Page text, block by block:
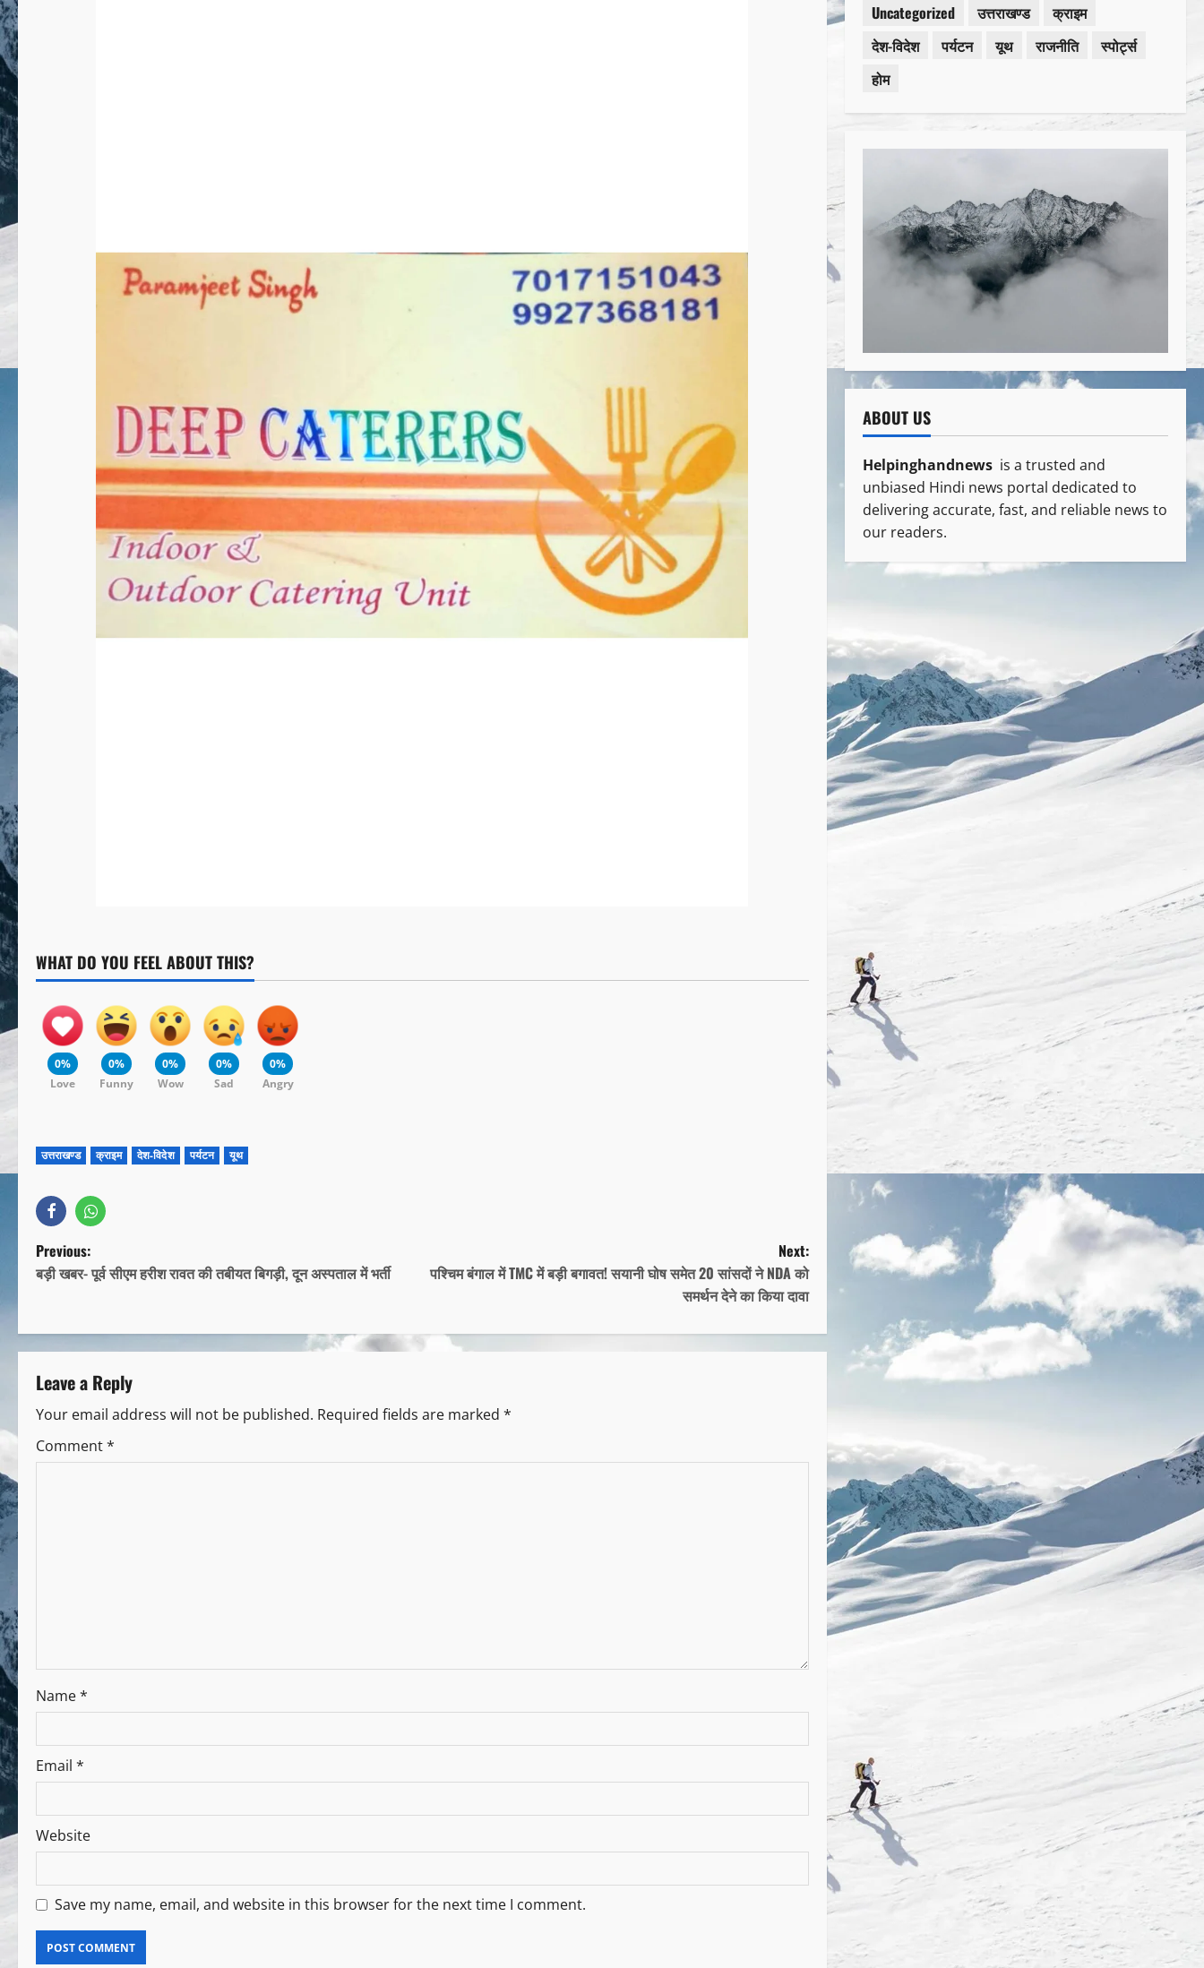
WHAT DO YOU FEEL ABOUT THIS?
0%
Love
0%
Funny
0%
Wow
0%
Sad
0%
Angry
उत्तराखण्ड क्राइम देश-विदेश पर्यटन यूथ
Previous:
बड़ी खबर- पूर्व सीएम हरीश रावत की तबीयत बिगड़ी, दून अस्पताल में भर्ती
Next:
पश्चिम बंगाल में TMC में बड़ी बगावत! सयानी घोष समेत 20 सांसदों ने NDA को
समर्थन देने का किया दावा
Leave a Reply
Your email address will not be published. Required fields are marked *
Comment*
Name*
Email *
Website
Save my name, email, and website in this browser for the next time I comment.
Uncategorized उत्तराखण्ड
क्राइम
देश-विदेश
पर्यटन यूथ राजनीति
स्पोर्ट्स
होम
ABOUT US
Helpinghandnews is a trusted and
unbiased Hindi news portal dedicated to
delivering accurate, fast, and reliable news to
our readers.